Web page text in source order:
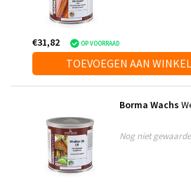
€31,82 OP VOORRAAD
TOEVOEGEN AAN
Borma Wachs
Nog niet